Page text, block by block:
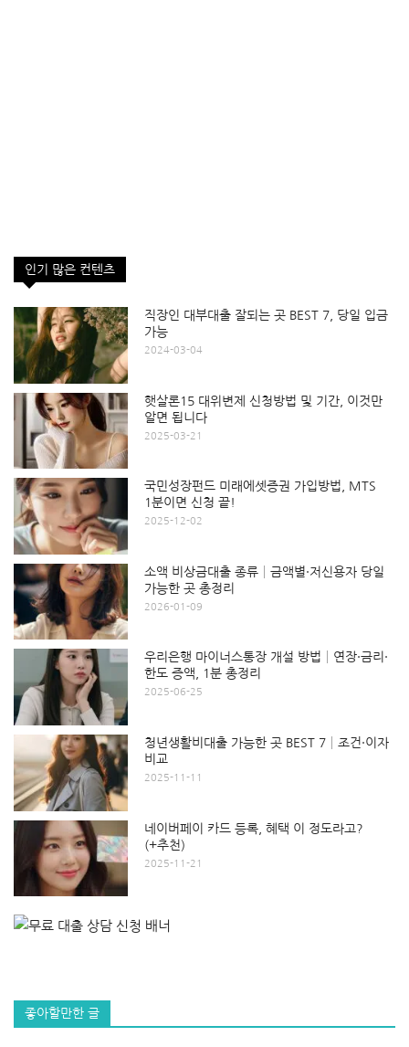
인기 많은 컨텐츠
직장인 대부대출 잘되는 곳 BEST 7, 당일 입금
가능
2024-03-04
햇살론15 대위변제 신청방법 및 기간, 이것만
알면 됩니다
2025-03-21
국민성장펀드 미래에셋증권 가입방법, MTS
1분이면 신청 끝!
2025-12-02
소액 비상금대출 종류│금액별·저신용자 당일
가능한 곳 총정리
2026-01-09
우리은행 마이너스통장 개설 방법│연장·금리·
한도 증액, 1분 총정리
2025-06-25
청년생활비대출 가능한 곳 BEST 7│조건·이자
비교
2025-11-11
네이버페이 카드 등록, 혜택 이 정도라고?
(+추천)
2025-11-21
좋아할만한 글